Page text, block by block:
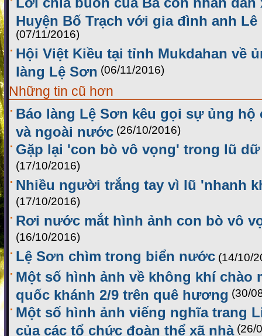
Huyện Bố Trạch với gia đình anh Lê
(07/11/2016)
Hội Việt Kiều tại tỉnh Mukdahan về
làng Lệ Sơn (06/11/2016)
Những tin cũ hơn
Báo làng Lệ Sơn kêu gọi sự ủng hộ
và ngoài nước (26/10/2016)
Gặp lại 'con bò vô vọng' trong lũ dữ
(17/10/2016)
Nhiều người trắng tay vì lũ 'nhanh
(17/10/2016)
Rơi nước mắt hình ảnh con bò vô
(16/10/2016)
Lệ Sơn chìm trong biển nước (14/10/
Một số hình ảnh về không khí chào
quốc khánh 2/9 trên quê hương (30/
Một số hình ảnh viếng nghĩa trang
của các tổ chức đoàn thể xã nhà (26/